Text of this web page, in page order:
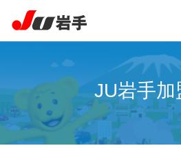
JU岩手加